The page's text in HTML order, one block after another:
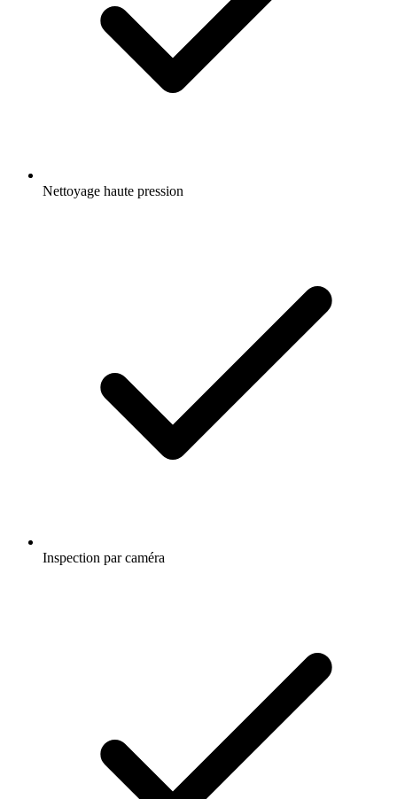
Nettoyage haute pression
Inspection par caméra